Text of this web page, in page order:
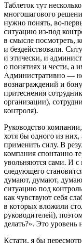
Таблеток тут
многошагового
нужно понять, во-
ситуацию из-под
в смысле посмотреть,
и бездействовали.
и этически, и
о понятиях и чести, а
Административно —
вознаграждений и
притеснения
организации),
контроля).
Руководство
хотя бы одного из них,
применить силу. В
компания спонтанно
увольняются сами. И
следующего
думают, думают,
ситуацию под
как чувствуют себя
в которых вложили
руководителей),
делать?». Это
Кстати, я бы